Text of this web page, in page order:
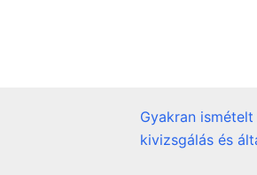
Gyakran
kivizsgálás és